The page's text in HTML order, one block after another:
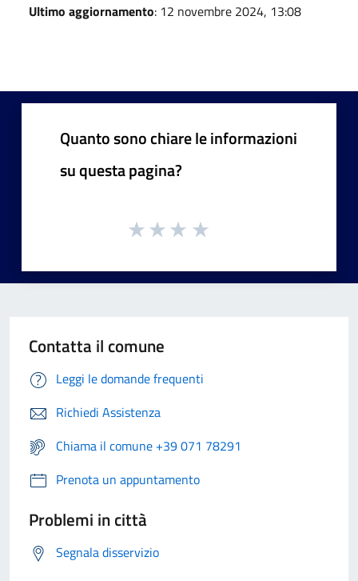
Ultimo aggiornamento: 12 novembre 2024, 13:08
Quanto sono chiare le informazioni
su questa pagina?
Contatta il comune
Leggi le domande frequenti
Richiedi Assistenza
Chiama il comune +39 071 78291
Prenota un appuntamento
Problemi in città
Segnala disservizio